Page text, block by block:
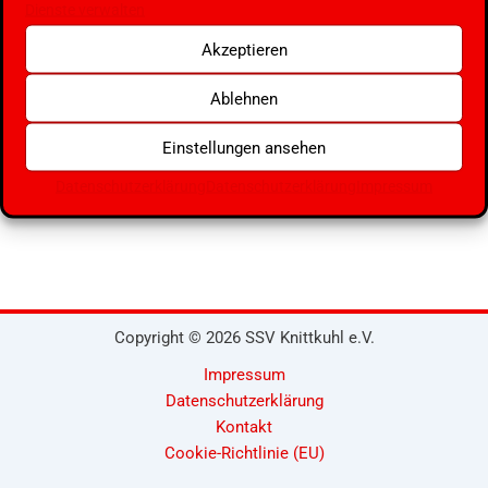
Akzeptieren
Ablehnen
Einstellungen ansehen
Copyright © 2026 SSV Knittkuhl e.V.
Impressum
Datenschutzerklärung
Kontakt
Cookie-Richtlinie (EU)